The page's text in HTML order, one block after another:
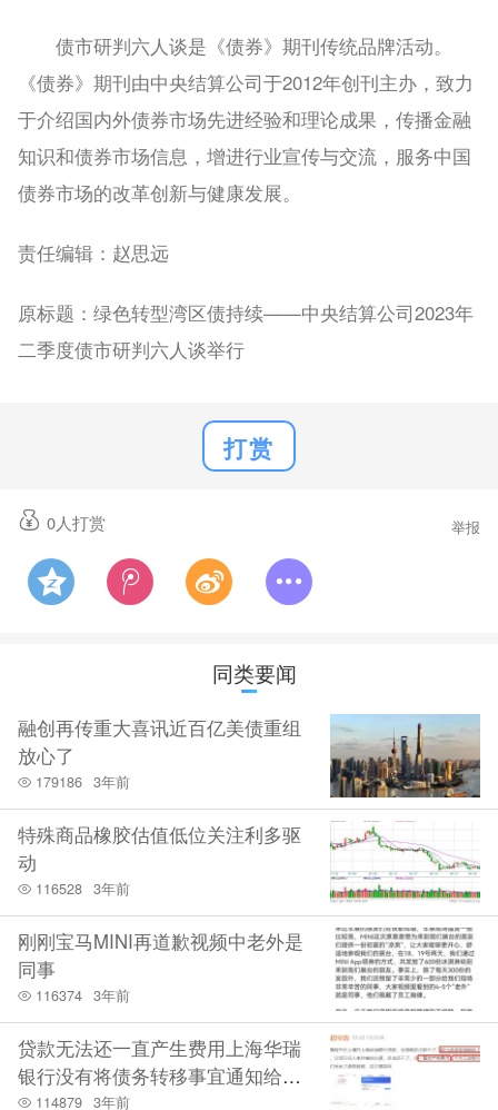
债市研判六人谈是《债券》期刊传统品牌活动。
《债券》期刊由中央结算公司于2012年创刊主办，致力
于介绍国内外债券市场先进经验和理论成果，传播金融
知识和债券市场信息，增进行业宣传与交流，服务中国
债券市场的改革创新与健康发展。
责任编辑：赵思远
原标题：绿色转型湾区债持续——中央结算公司2023年
二季度债市研判六人谈举行
打赏
0人打赏 举报
同类要闻
融创再传重大喜讯近百亿美债重组
放心了
179186 3年前
特殊商品橡胶估值低位关注利多驱
动
116528 3年前
刚刚宝马MINI再道歉视频中老外是
同事
116374 3年前
贷款无法还一直产生费用上海华瑞
银行没有将债务转移事宜通知给借
贷平台
114879 3年前